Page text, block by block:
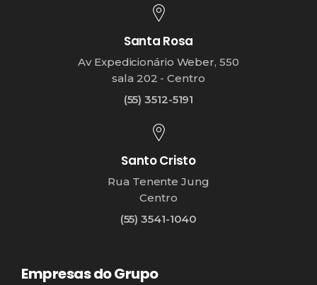
Santa Rosa
Av Expedicionário Weber, 550
sala 202 - Centro
(55) 3512-5191
Santo Cristo
Rua Tenente Jung
Centro
(55) 3541-1040
Empresas do Grupo